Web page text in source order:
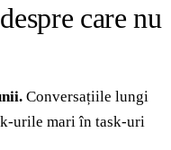
care nu
Conversațiile lungi
urile mari în task-uri